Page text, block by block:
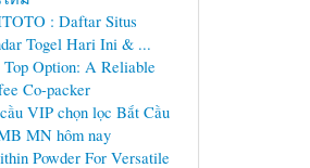
: Daftar Situs
Togel Hari Ini & ...
Top Option: A Reliable
Co-packer
VIP chọn lọc Bắt Cầu
MN hôm nay
Powder For Versatile